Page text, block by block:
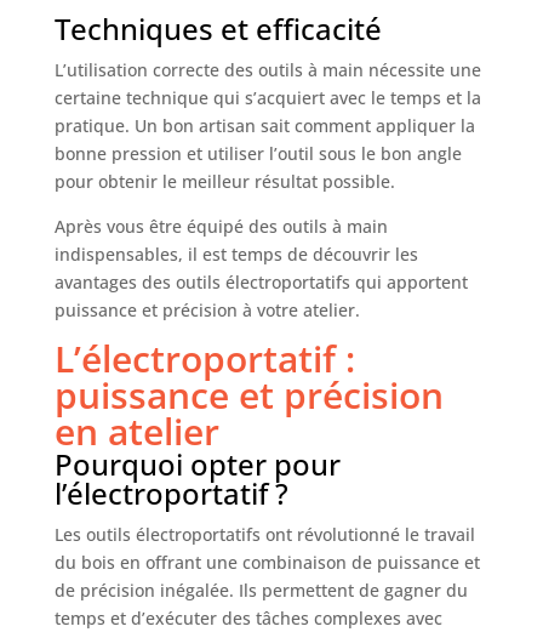
prise en main. De plus, cet avion à main est
compact et léger, ce qui vous permet de le
quotidien ou lors de vos déplacements. Facile à
nettoyer: Ce rabot à main a une structure simple
et est facile à démonter. Après utilisation, il vous
suffit de le rincer à l'eau claire. Veillez à garder vos
mains éloignées de la lame lors du nettoyage.
Large gamme d'applications: Ce mini rabot à main
est l'outil de coupe de bord parfait pour les
pour l'artisanat, le bricolage du bois, la réparation
de meubles en bois, le polissage de surface et
l'ébavurage. Un excellent cadeau de Noël pour vos
amis passionnés de menuiserie.
Techniques et efficacité
L’utilisation correcte des outils à main nécessite une
certaine technique qui s’acquiert avec le temps et la
pratique. Un bon artisan sait comment appliquer la
bonne pression et utiliser l’outil sous le bon angle
pour obtenir le meilleur résultat possible.
Après vous être équipé des outils à main
indispensables, il est temps de découvrir les
avantages des outils électroportatifs qui apportent
puissance et précision à votre atelier.
L’électroportatif :
puissance et précision
en atelier
Pourquoi opter pour
l’électroportatif ?
Les outils électroportatifs ont révolutionné le travail
du bois en offrant une combinaison de puissance et
de précision inégalée. Ils permettent de gagner du
temps et d’exécuter des tâches complexes avec